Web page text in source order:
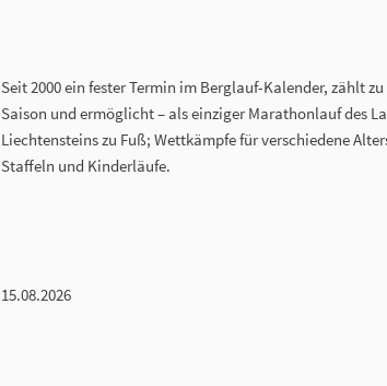
Seit 2000 ein fester Termin im Berglauf-Kalender, zählt
Saison und ermöglicht – als einziger Marathonlauf des
Liechtensteins zu Fuß; Wettkämpfe für verschiedene
Staffeln und Kinderläufe.
15.08.2026